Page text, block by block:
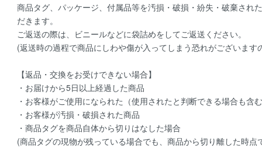
商品タグ、パッケージ、付属品等を汚損・破損・紛失・破棄され
だきます。
ご返送の際は、ビニールなどに袋詰めをしてご返送ください。
(返送時の過程で商品にしわや傷が入ってしまう恐れがございま
【返品・交換をお受けできない場合】
・お届けから5日以上経過した商品
・お客様がご使用になられた（使用されたと判断できる場合も含
・お客様が汚損・破損された商品
・商品タグを商品自体から切りはなした場合
(商品タグの現物が残っている場合でも、商品から切り離した時